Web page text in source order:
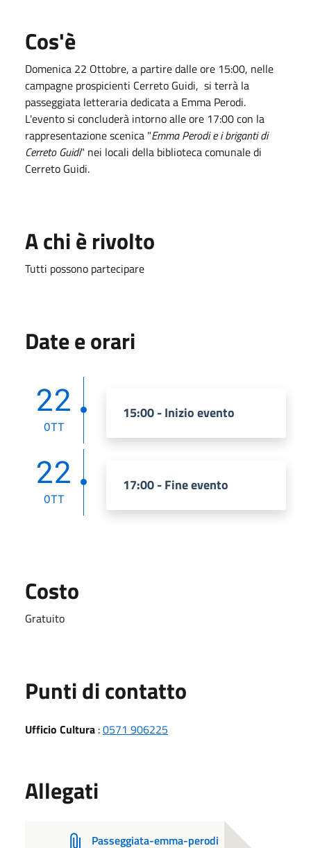
Cos'è
Domenica 22 Ottobre, a partire dalle ore 15:00, nelle
campagne prospicienti Cerreto Guidi, si terrà la
passeggiata letteraria dedicata a Emma Perodi.
L'evento si concluderà intorno alle ore 17:00 con la
rappresentazione scenica "Emma Perodi e i briganti di
Cerreto Guidi" nei locali della biblioteca comunale di
Cerreto Guidi.
A chi è rivolto
Tutti possono partecipare
Date e orari
22
OTT
15:00 - Inizio evento
22
OTT
17:00 - Fine evento
Costo
Gratuito
Punti di contatto
Ufficio Cultura :0571 906225
Allegati
Passeggiata-emma-perodi